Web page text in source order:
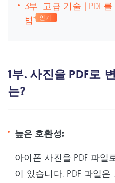
3부. 고급 기술 | PDF
법
인기
1부. 사진을 PDF로
는?
높은 호환성:
아이폰 사진을 PDF 파일
이 있습니다. PDF 파일